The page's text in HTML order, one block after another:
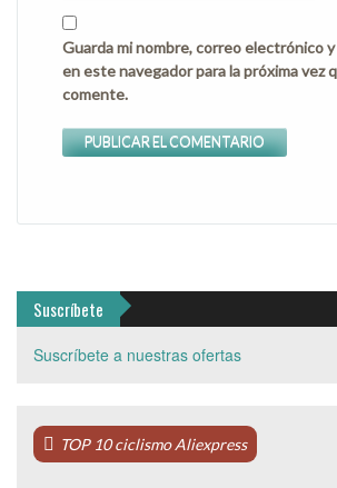
Guarda mi nombre, correo electrónico
en este navegador para la próxima vez
comente.
Suscríbete
Suscríbete a nuestras ofertas
TOP 10 ciclismo Aliexpress